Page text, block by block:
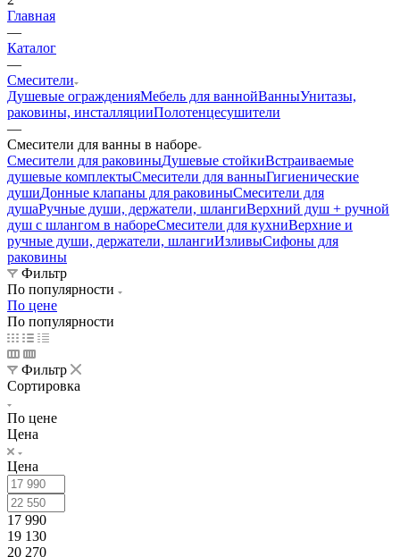
Главная
—
Каталог
—
Смесители
Душевые огражденияМебель для ваннойВанныУнитазы,
раковины, инсталляцииПолотенцесушители
—
Смесители для ванны в наборе
Смесители для раковиныДушевые стойкиВстраиваемые
душевые комплектыСмесители для ванныГигиенические
душиДонные клапаны для раковиныСмесители для
душаРучные души, держатели, шлангиВерхний душ + ручной
душ с шлангом в набореСмесители для кухниВерхние и
ручные души, держатели, шлангиИзливыСифоны для
раковины
Фильтр
По популярности
По цене
По популярности
Фильтр
Сортировка
По цене
Цена
Цена
17 990
19 130
20 270